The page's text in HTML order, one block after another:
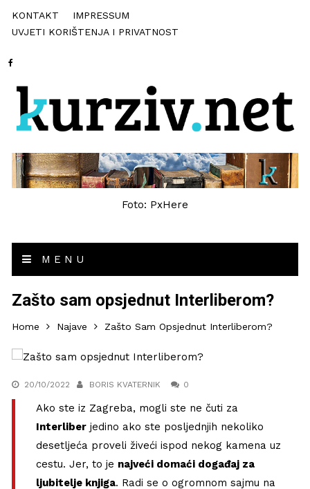
KONTAKT
IMPRESSUM
UVJETI KORIŠTENJA I PRIVATNOST
Foto: PxHere
MENU
Zašto sam opsjednut Interliberom?
Home Najave Zašto Sam Opsjednut Interliberom?
20/10/2022 BORIS KVATERNIK 0
Ako ste iz Zagreba, mogli ste ne čuti za
Interliber jedino ako ste posljednjih nekoliko
desetljeća proveli živeći ispod nekog kamena uz
cestu. Jer, to je najveći domaći događaj za
ljubitelje knjiga. Radi se o ogromnom sajmu na